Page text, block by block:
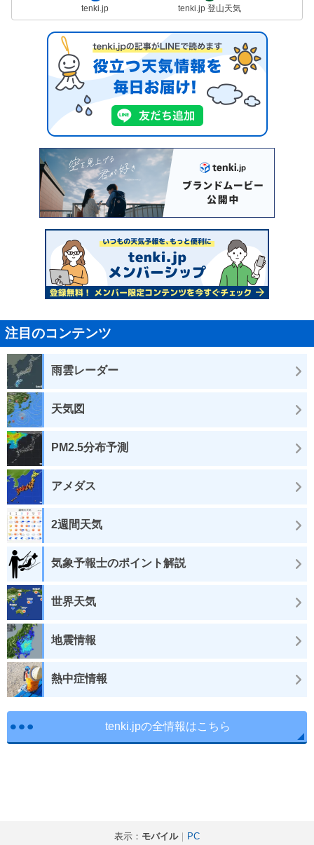
tenki.jp tenki.jp 登山天気
注目のコンテンツ
雨雲レーダー
天気図
PM2.5分布予測
アメダス
2週間天気
気象予報士のポイント解説
世界天気
地震情報
熱中症情報
tenki.jpの全情報はこちら
表示： モバイル｜ PC